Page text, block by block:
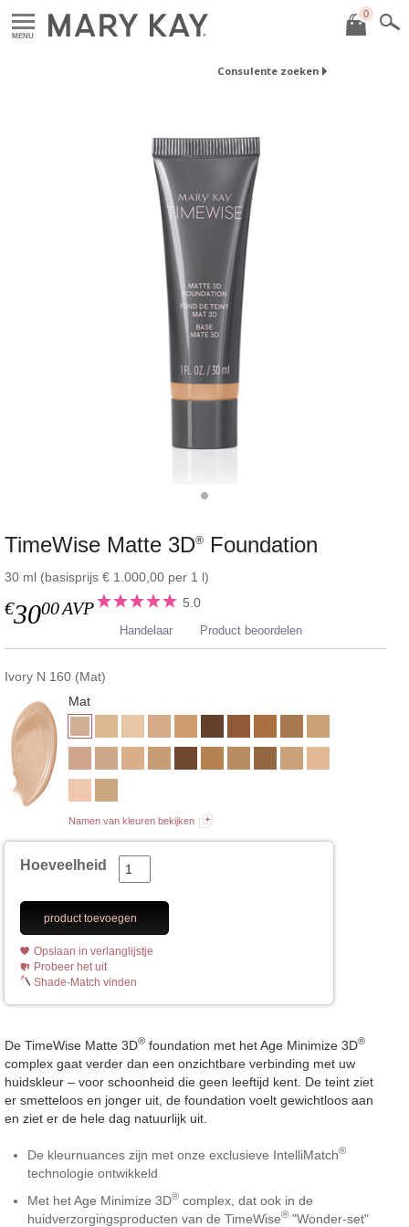
MENU
0
Consulente zoeken
TimeWise Matte 3D® Foundation
30 ml (basisprijs € 1.000,00 per 1 l)
€3000AVP 5.0
Handelaar Product beoordelen
Ivory N 160 (Mat)
Mat
Namen van kleuren bekijken
Hoeveelheid
product toevoegen
Opslaan in verlanglijstje
Probeer het uit
Shade-Match vinden
De TimeWise Matte 3D® foundation met het Age Minimize 3D®
complex gaat verder dan een onzichtbare verbinding met uw
huidskleur – voor schoonheid die geen leeftijd kent. De teint ziet
er smetteloos en jonger uit, de foundation voelt gewichtloos aan
en ziet er de hele dag natuurlijk uit.
De kleurnuances zijn met onze exclusieve IntelliMatch®
technologie ontwikkeld
Met het Age Minimize 3D® complex, dat ook in de
huidverzorgingsproducten van de TimeWise® "Wonder-set"